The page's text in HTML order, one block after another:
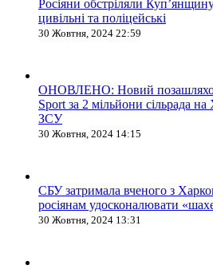
Росіяни обстріляли
цивільні та поліцейські
30 Жовтня, 2024 22:59
ОНОВЛЕНО: Новий
Sport за 2 мільйони сільрада
ЗСУ
30 Жовтня, 2024 14:15
СБУ затримала вченого з
росіянам удосконалювати
30 Жовтня, 2024 13:31